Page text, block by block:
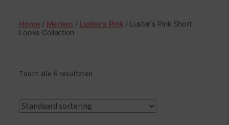
Home / Merken / Luster's Pink / Luster's Pink Short
Looks Collection
Toont alle 6 resultaten